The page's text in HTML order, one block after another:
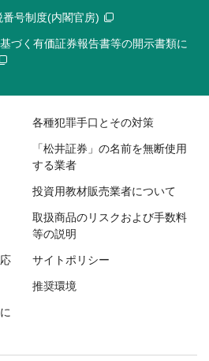
号制度(内閣官房)
づく有価証券報告書等の開示書類に
各種犯罪手口とその対策
「松井証券」の名前を無断使用
する業者
投資用教材販売業者について
取扱商品のリスクおよび手数料
等の説明
サイトポリシー
推奨環境